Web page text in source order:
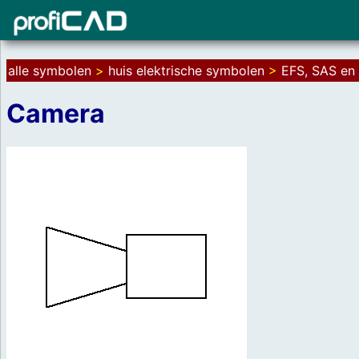
alle symbolen > huis elektrische symbolen > EFS, SAS
Camera